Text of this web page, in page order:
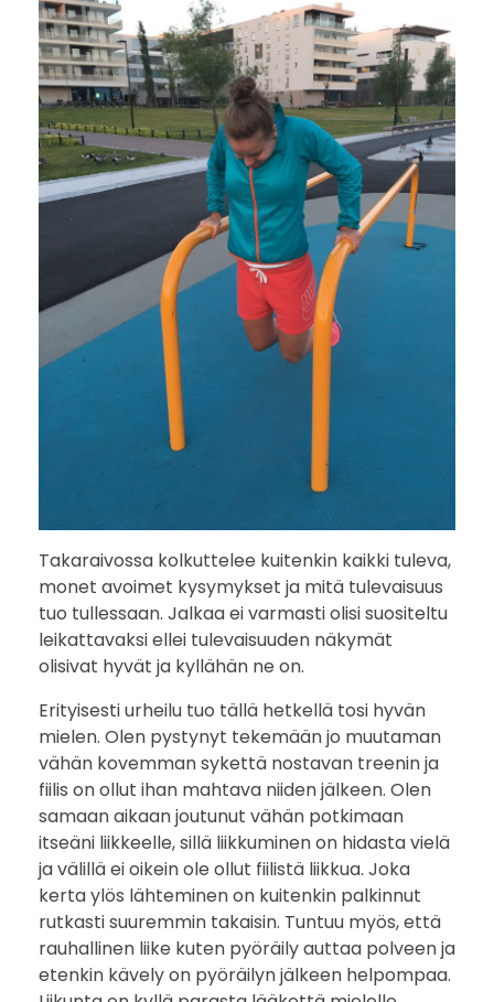
Takaraivossa kolkuttelee kuitenkin kaikki tuleva,
monet avoimet kysymykset ja mitä tulevaisuus
tuo tullessaan. Jalkaa ei varmasti olisi suositeltu
leikattavaksi ellei tulevaisuuden näkymät
olisivat hyvät ja kyllähän ne on.
Erityisesti urheilu tuo tällä hetkellä tosi hyvän
mielen. Olen pystynyt tekemään jo muutaman
vähän kovemman sykettä nostavan treenin ja
fiilis on ollut ihan mahtava niiden jälkeen. Olen
samaan aikaan joutunut vähän potkimaan
itseäni liikkeelle, sillä liikkuminen on hidasta vielä
ja välillä ei oikein ole ollut fiilistä liikkua. Joka
kerta ylös lähteminen on kuitenkin palkinnut
rutkasti suuremmin takaisin. Tuntuu myös, että
rauhallinen liike kuten pyöräily auttaa polveen ja
etenkin kävely on pyöräilyn jälkeen helpompaa.